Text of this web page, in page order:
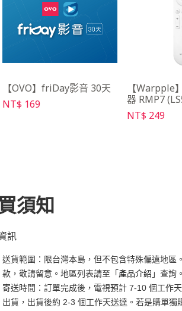
【OVO】friDay影音 30天
NT$ 169
【Warpple
器 RMP7
NT$ 249
須知
訊
送貨範圍：限台灣本島，但不包含特殊偏遠地
款，敬請留意。地區列表請至「 產品介紹 」查詢。
寄送時間：訂單完成後，電視預計 7-10 個工作
出貨，出貨後約 2-3 個工作天送達。若是購單獨